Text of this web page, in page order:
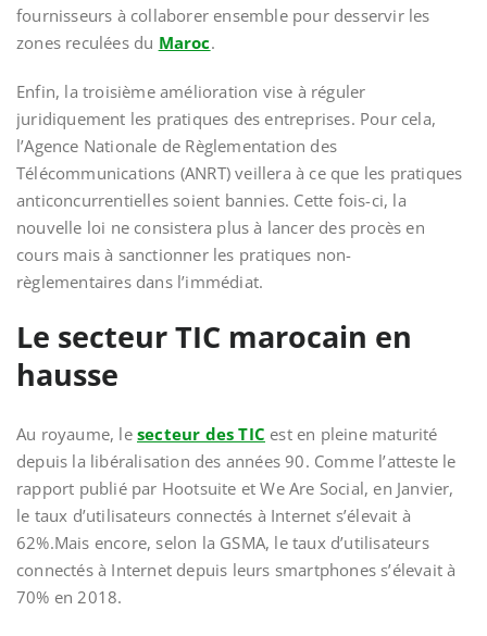
fournisseurs à collaborer ensemble pour desservir les
zones reculées du Maroc.
Enfin, la troisième amélioration vise à réguler
juridiquement les pratiques des entreprises. Pour cela,
l’Agence Nationale de Règlementation des
Télécommunications (ANRT) veillera à ce que les pratiques
anticoncurrentielles soient bannies. Cette fois-ci, la
nouvelle loi ne consistera plus à lancer des procès en
cours mais à sanctionner les pratiques non-
règlementaires dans l’immédiat.
Le secteur TIC marocain en
hausse
Au royaume, le secteur des TIC est en pleine maturité
depuis la libéralisation des années 90. Comme l’atteste le
rapport publié par Hootsuite et We Are Social, en Janvier,
le taux d’utilisateurs connectés à Internet s’élevait à
62%.Mais encore, selon la GSMA, le taux d’utilisateurs
connectés à Internet depuis leurs smartphones s’élevait à
70% en 2018.